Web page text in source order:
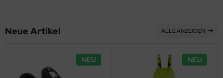
Neue Artikel ALLE ANZEIGEN
NEU NEU